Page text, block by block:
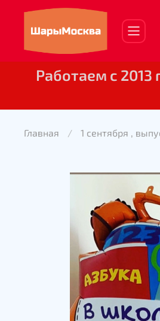
Работаем с
Главная 1 сентября ,